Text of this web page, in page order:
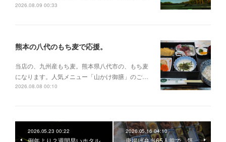
2026.08.09 00:33
熊本の八代のもち麦で応援。
当店の、九州産もち麦。熊本県八代市の、もち麦
になります。人気メニュー「山かけ御膳」のご…
2026.08.08 00:10
2026.05.23 00:22
例年より２週間早いホタル
2026.05.16 04:10
唐揚げ弁当65人前で…気